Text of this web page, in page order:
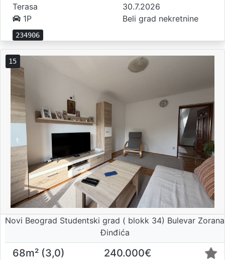
Terasa
1P
234906
30.7.2026
Beli grad nekretnine
15
Novi Beograd Studentski grad ( blokk 34) Bulevar Zorana
Đinđića
68m² (3,0) 240.000€